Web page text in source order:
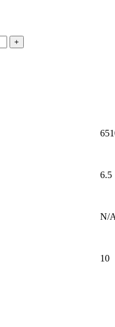
6.5
N/A
10